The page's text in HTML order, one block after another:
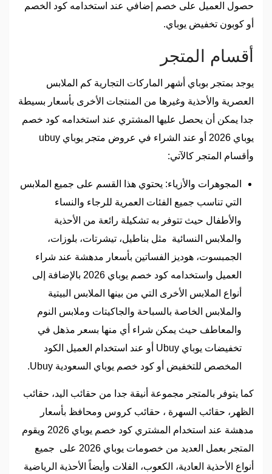
حصول العميل على خصم إضافي عند استخدامه كود الخصم
أو كوبون تخفيض يوباي.
أقسام المتجر
يوجد بمتجر بوباي أشهر الماركات التجارية كم الملابس
العصرية والأحذية وغيرها من المنتجات الأخرى بأسعار بسيطة
جدا يمكن أن يحصل عليها المشتري عند استخدامه كود خصم
يوباي 2026 أو عند الشراء في عروض متجر يوباي ubuy
وأقسام المتجر كالآتي:
المجوهرات والأزياء: يحتوي هذا القسم على جميع الملابس
التي تناسب جميع الفئات العمرية للرجاء والنساء
والأطفال حيث تتوفر به تشكيلة رائعة من الأحذية
والملابس النسائية مثل بناطيل، تيشرتات، بلوزات،
الجمبسوت، هوديز الفساتين بأسعار مدهشة عند شراء
العميل واستخدامه كود خصم يوباي 2026 بالإضافة إلى
أنواع الملابس الأخرى التي من بينها الملابس البيتية
والملابس الخاصة بالسباحة والجاكيتات وملابس النوم
والمعاطف حيث يمكن شراء أي منها بسعر مذهل في
تخفيضات يوباي Ubuy أو عند استخدام العميل الكود
المخصص للتخفيض أو كود خصم يوباي السعودية Ubuy.
كما يتوفر بالمتجر مجموعة أنيقة جدا من حقائب اليد، حقائب
الظهر، حقائب السهرة ، حقائب كروس ومحافظ بأسعار
مدهشة عند استخدام المشتري كود خصم يوباي 2026 ويقوم
المتجر بعمل العديد من خصومات يوباي 2026 على جميع
أنواع الأحذية العادية، الكعوب، الفلات وأيضاً الأحذية الرياضية